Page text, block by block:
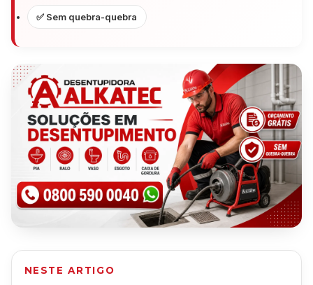
✅ Sem quebra-quebra
NESTE ARTIGO